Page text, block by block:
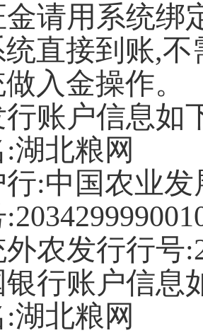
请用系统绑
直接到账,
入金操作。
账户信息如
:湖北粮网
行:中国农业
农发行行号
银行账户信息
:湖北粮网